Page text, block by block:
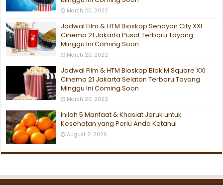
March 20, 2022
Jadwal Film & HTM Bioskop Senayan City XXI
Cinema 21 Jakarta Pusat Terbaru Tayang
Minggu Ini Coming Soon
March 20, 2022
Jadwal Film & HTM Bioskop Blok M Square XXI
Cinema 21 Jakarta Selatan Terbaru Tayang
Minggu Ini Coming Soon
March 20, 2022
Inilah 5 Manfaat & Khasiat Jeruk untuk
Kesehatan yang Perlu Anda Ketahui
August 2, 2026